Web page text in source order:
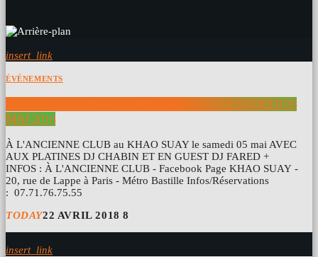
insert_link
ÉVÉNEMENTS
À L’ANCIENNE CLUB AU KHAO SUAY LE SAMEDI 05
MAI 2018
À L'ANCIENNE CLUB au KHAO SUAY le samedi 05 mai AVEC
AUX PLATINES DJ CHABIN ET EN GUEST DJ FARED +
INFOS : À L'ANCIENNE CLUB - Facebook Page KHAO SUAY -
20, rue de Lappe à Paris - Métro Bastille Infos/Réservations
: 07.71.76.75.55
TODAY22 AVRIL 2018 8
insert_link